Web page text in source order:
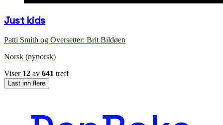
Just kids
Patti Smith og Oversetter: Brit Bildøen
Norsk (nynorsk)
Viser 12 av 641 treff
Last inn flere